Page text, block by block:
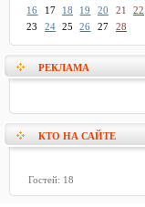
16
17 18 19 20 21
22
23
24 25 26 27 28
РЕКЛАМА
КТО НА САЙТЕ
Гостей: 18